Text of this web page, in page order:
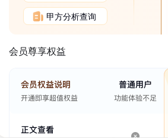
甲方分析查询
会员尊享权益